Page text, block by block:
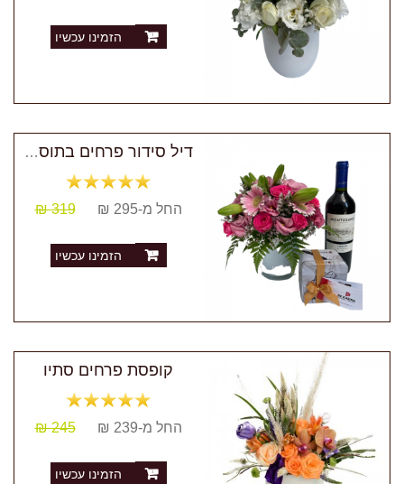
הזמינו עכשיו
דיל סידור פרחים בתוספת יין ושוקולד
החל מ-295 ₪ 319 ₪
הזמינו עכשיו
קופסת פרחים סתיו
החל מ-239 ₪ 245 ₪
הזמינו עכשיו